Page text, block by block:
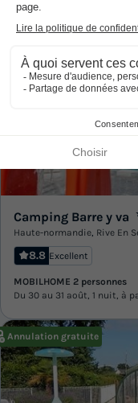
Camping Barre y va
Haute-normandie, Rive En
8.8 Excellent
MOBILHOME 2 personnes
Du 30 au 31 août, 1 nuit, à
Annulation gratuite